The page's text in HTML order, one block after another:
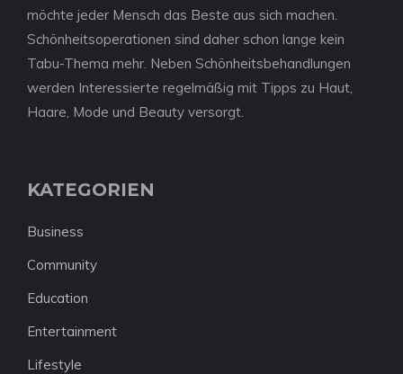
möchte jeder Mensch das Beste aus sich machen.
Schönheitsoperationen sind daher schon lange kein
Tabu-Thema mehr. Neben Schönheitsbehandlungen
werden Interessierte regelmäßig mit Tipps zu Haut,
Haare, Mode und Beauty versorgt.
KATEGORIEN
Business
Community
Education
Entertainment
Lifestyle